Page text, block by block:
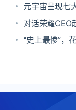
元宇宙呈现七
对话荣耀CEO
“史上最惨”，